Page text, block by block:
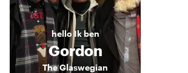
hello Ik ben
Gordon
The Glaswegian